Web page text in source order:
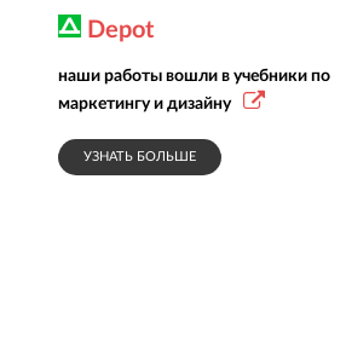
Depot
наши работы вошли в учебники по
маркетингу и дизайну
УЗНАТЬ БОЛЬШЕ